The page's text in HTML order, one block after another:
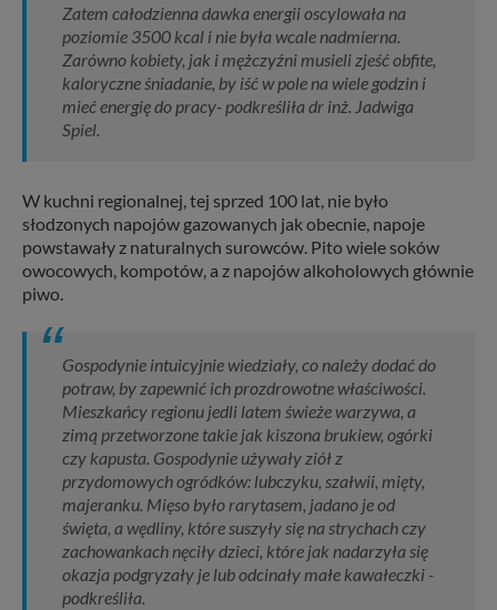
Zatem całodzienna dawka energii oscylowała na
poziomie 3500 kcal i nie była wcale nadmierna.
Zarówno kobiety, jak i mężczyźni musieli zjeść obfite,
kaloryczne śniadanie, by iść w pole na wiele godzin i
mieć energię do pracy- podkreśliła dr inż. Jadwiga
Spiel.
W kuchni regionalnej, tej sprzed 100 lat, nie było
słodzonych napojów gazowanych jak obecnie, napoje
powstawały z naturalnych surowców. Pito wiele soków
owocowych, kompotów, a z napojów alkoholowych głównie
piwo.
Gospodynie intuicyjnie wiedziały, co należy dodać do
potraw, by zapewnić ich prozdrowotne właściwości.
Mieszkańcy regionu jedli latem świeże warzywa, a
zimą przetworzone takie jak kiszona brukiew, ogórki
czy kapusta. Gospodynie używały ziół z
przydomowych ogródków: lubczyku, szałwii, mięty,
majeranku. Mięso było rarytasem, jadano je od
święta, a wędliny, które suszyły się na strychach czy
zachowankach nęciły dzieci, które jak nadarzyła się
okazja podgryzały je lub odcinały małe kawałeczki -
podkreśliła.